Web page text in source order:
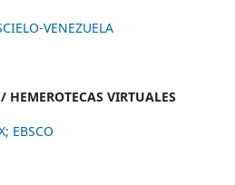
VENEZUELA
HEMEROTECAS VIRTUALES
EBSCO